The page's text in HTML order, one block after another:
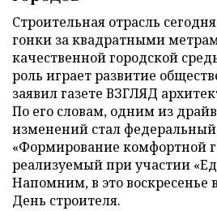
Строительная отрасль
гонки за квадратными
качественной городской
роль играет развитие
заявил газете ВЗГЛЯД
По его словам, одним из
изменений стал
«Формирование комфортной
реализуемый при участии
Напомним, в это воскресенье
День строителя.